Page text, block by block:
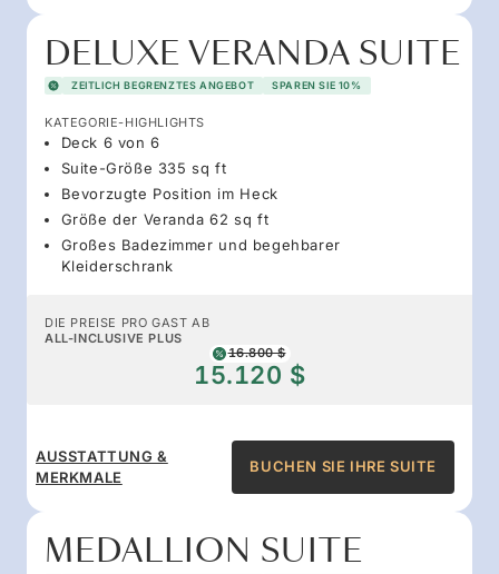
DELUXE VERANDA SUITE
ZEITLICH BEGRENZTES ANGEBOT SPAREN SIE 10%
KATEGORIE-HIGHLIGHTS
Deck 6 von 6
Suite-Größe 335 sq ft
Bevorzugte Position im Heck
Größe der Veranda 62 sq ft
Großes Badezimmer und begehbarer
Kleiderschrank
DIE PREISE PRO GAST AB
ALL-INCLUSIVE PLUS
16.800 $
15.120 $
AUSSTATTUNG &
MERKMALE
BUCHEN SIE IHRE SUITE
MEDALLION SUITE